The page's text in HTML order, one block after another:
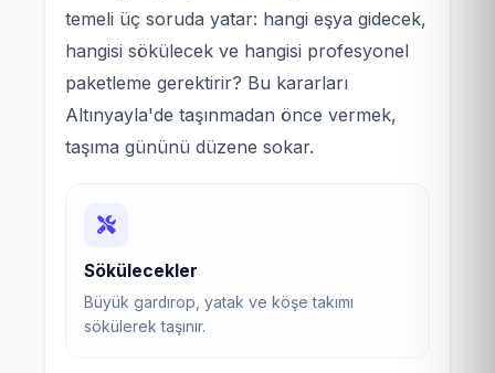
temeli üç soruda yatar: hangi eşya gidecek,
hangisi sökülecek ve hangisi profesyonel
paketleme gerektirir? Bu kararları
Altınyayla'de taşınmadan önce vermek,
taşıma gününü düzene sokar.
Sökülecekler
Büyük gardırop, yatak ve köşe takımı
sökülerek taşınır.